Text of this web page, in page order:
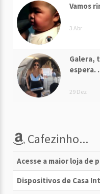
Vamos
3 Abr
Galera,
espera.
29 Dez
Cafezinho...
Acesse a maior loja
Dispositivos de Casa